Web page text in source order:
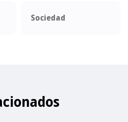
Sociedad